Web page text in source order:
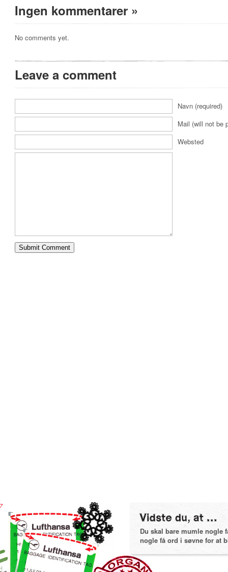
Ingen kommentarer »
No comments yet.
Leave a comment
Navn (required)
Mail (will not be
Websted
Du skal bare mumle nogle
nogle få ord i søvne for at